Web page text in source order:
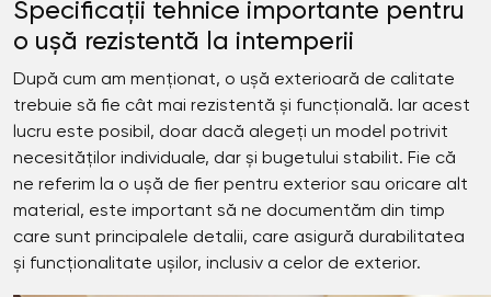
Specificații tehnice importante pentru
o ușă rezistentă la intemperii
După cum am menționat, o ușă exterioară de calitate
trebuie să fie cât mai rezistentă și funcțională. Iar acest
lucru este posibil, doar dacă alegeți un model potrivit
necesităților individuale, dar și bugetului stabilit. Fie că
ne referim la o ușă de fier pentru exterior sau oricare alt
material, este important să ne documentăm din timp
care sunt principalele detalii, care asigură durabilitatea
și funcționalitate ușilor, inclusiv a celor de exterior.